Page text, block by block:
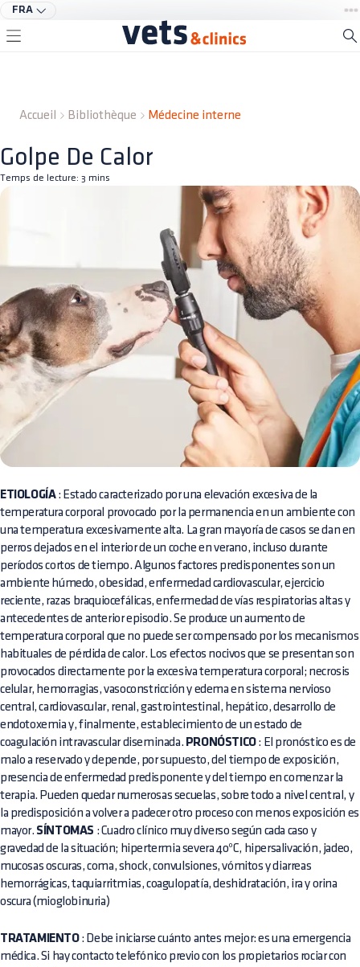
FRA
Accueil Bibliothèque Médecine interne
Golpe De Calor
Temps de lecture: 3 mins
ETIOLOGÍA: Estado caracterizado por una elevación excesiva de la
temperatura corporal provocado por la permanencia en un ambiente con
una temperatura excesivamente alta. La gran mayoría de casos se dan en
perros dejados en el interior de un coche en verano, incluso durante
períodos cortos de tiempo. Algunos factores predisponentes son un
ambiente húmedo, obesidad, enfermedad cardiovascular, ejercicio
reciente, razas braquiocefálicas, enfermedad de vías respiratorias altas y
antecedentes de anterior episodio. Se produce un aumento de
temperatura corporal que no puede ser compensado por los mecanismos
habituales de pérdida de calor. Los efectos nocivos que se presentan son
provocados directamente por la excesiva temperatura corporal; necrosis
celular, hemorragias, vasoconstricción y edema en sistema nervioso
central, cardiovascular, renal, gastrointestinal, hepático, desarrollo de
endotoxemia y, finalmente, establecimiento de un estado de
coagulación intravascular diseminada. PRONÓSTICO: El pronóstico es de
malo a reservado y depende, por supuesto, del tiempo de exposición,
presencia de enfermedad predisponente y del tiempo en comenzar la
terapia. Pueden quedar numerosas secuelas, sobre todo a nivel central, y
la predisposición a volver a padecer otro proceso con menos exposición es
mayor. SÍNTOMAS : Cuadro clínico muy diverso según cada caso y
gravedad de la situación; hipertermia severa 40ºC, hipersalivación, jadeo,
mucosas oscuras, coma, shock, convulsiones, vómitos y diarreas
hemorrágicas, taquiarritmias, coagulopatía, deshidratación, ira y orina
oscura (mioglobinuria)
TRATAMIENTO: Debe iniciarse cuánto antes mejor: es una emergencia
médica. Si hay contacto telefónico previo con los propietarios rociar con